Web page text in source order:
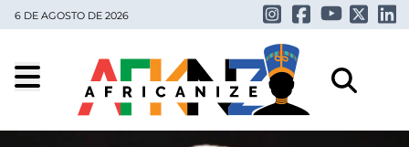
6 DE AGOSTO DE 2026